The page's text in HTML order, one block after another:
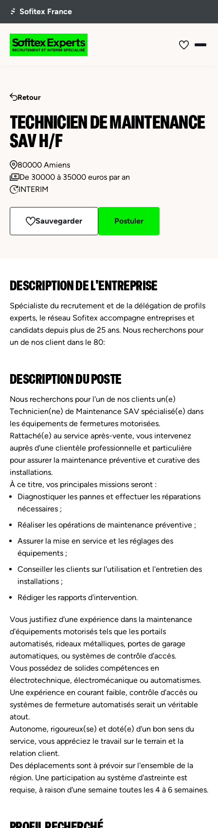
Retour
TECHNICIEN DE MAINTENANCE
SAV H/F
80000 Amiens
De 30000 à 35000 euros par an
INTERIM
Sauvegarder Postuler
DESCRIPTION DE L'ENTREPRISE
Spécialiste du recrutement et de la délégation de profils
experts, le réseau Sofitex accompagne entreprises et
candidats depuis plus de 25 ans. Nous recherchons pour
un de nos client dans le 80:
DESCRIPTION DU POSTE
Nous recherchons pour l'un de nos clients un(e)
Technicien(ne) de Maintenance SAV spécialisé(e) dans
les équipements de fermetures motorisées.
Rattaché(e) au service après-vente, vous intervenez
auprès d'une clientèle professionnelle et particulière
pour assurer la maintenance préventive et curative des
installations.
À ce titre, vos principales missions seront :
Diagnostiquer les pannes et effectuer les réparations
nécessaires ;
Réaliser les opérations de maintenance préventive ;
Assurer la mise en service et les réglages des
équipements ;
Conseiller les clients sur l'utilisation et l'entretien des
installations ;
Rédiger les rapports d'intervention.
Vous justifiez d'une expérience dans la maintenance
d'équipements motorisés tels que les portails
automatisés, rideaux métalliques, portes de garage
automatiques, ou systèmes de contrôle d'accès.
Vous possédez de solides compétences en
électrotechnique, électromécanique ou automatismes.
Une expérience en courant faible, contrôle d'accès ou
systèmes de fermeture automatisés serait un véritable
atout.
Autonome, rigoureux(se) et doté(e) d'un bon sens du
service, vous appréciez le travail sur le terrain et la
relation client.
Des déplacements sont à prévoir sur l'ensemble de la
région. Une participation au système d'astreinte est
requise, à raison d'une semaine toutes les 4 à 6 semaines.